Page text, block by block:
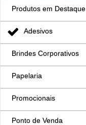
Produtos em Destaque
Adesivos
Brindes Corporativos
Papelaria
Promocionais
Ponto de Venda